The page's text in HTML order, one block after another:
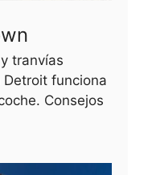
tranvías
funciona
Consejos